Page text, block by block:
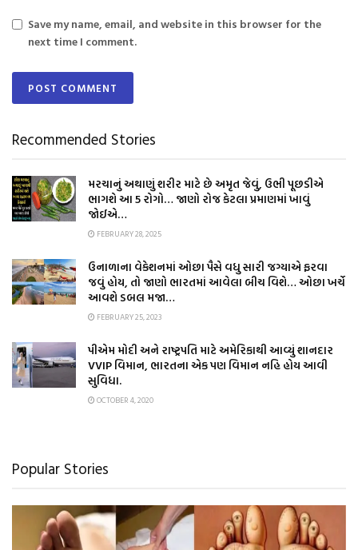
Save my name, email, and website in this browser for the
next time I comment.
Recommended Stories
મરચાનું અથાણું શરીર માટે છે અમૃત જેવું, ઉભી પૂછડીએ
ભાગશે આ 5 રોગો… જાણો રોજ કેટલા પ્રમાણમાં ખાવું
જોઈએ…
FEBRUARY 28, 2025
ઉનાળાના વેકેશનમાં ઓછા પૈસે વધુ સારી જગ્યાએ ફરવા
જવું હોય, તો જાણો ભારતમાં આવેલા બીચ વિશે… ઓછા ખર્ચે
આવશે ડબલ મજા…
FEBRUARY 25, 2023
પીએમ મોદી અને રાષ્ટ્રપતિ માટે અમેરિકાથી આવ્યું શાનદાર
VVIP વિમાન, ભારતના એક પણ વિમાન નહિ હોય આવી
સુવિધા.
OCTOBER 4, 2020
Popular Stories